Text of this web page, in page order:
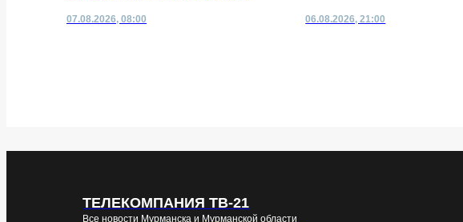
07.08.2026, 08:00 06.08.2026, 21:00
ТЕЛЕКОМПАНИЯ ТВ-21
Все новости Мурманска и Мурманской области